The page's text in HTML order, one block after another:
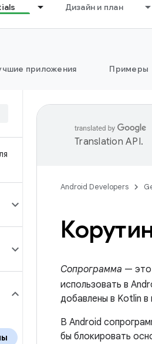
Дизайн и план
приложения Примеры
Translation API.
Android Developers
Сопрограмма — это
использовать в
добавлены в Kotlin в
В Android
бы блокировать